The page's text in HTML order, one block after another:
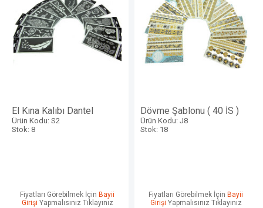
El Kına Kalıbı Dantel
Ürün Kodu: S2
Stok: 8
Fiyatları Görebilmek İçin Bayii
Girişi Yapmalısınız Tıklayınız
Dövme Şablonu ( 40 İS )
Ürün Kodu: J8
Stok: 18
Fiyatları Görebilmek İçin Bayii
Girişi Yapmalısınız Tıklayınız